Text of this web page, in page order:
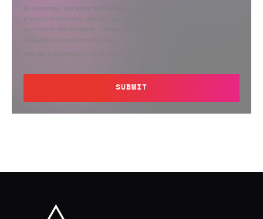
By submitting, you agree that Semperis may send you information regarding its
products and services, and use and process your personal information in
accordance with Semperis’
contacting privacy@semperis.com.
This site is protected by reCAPTCHA.
SUBMIT